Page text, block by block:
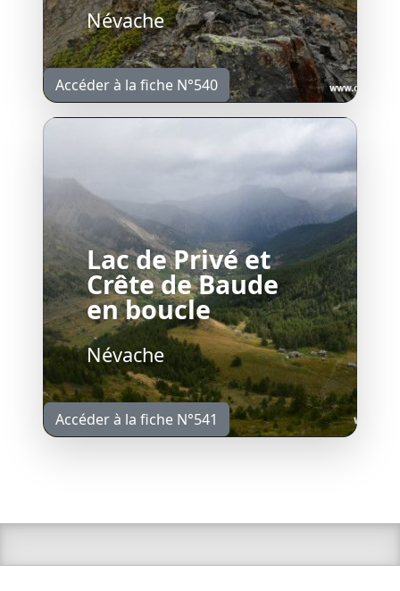
Névache
Accéder à la fiche N°540
Lac de Privé et
Crête de Baude
en boucle
Névache
Accéder à la fiche N°541